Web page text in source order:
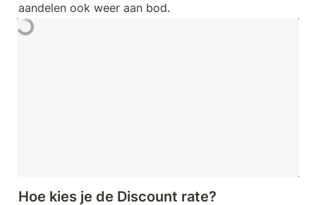
aandelen ook weer aan bod.
Hoe kies je de Discount rate?